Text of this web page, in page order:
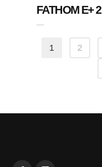
FATHOM E+ 2
1 2